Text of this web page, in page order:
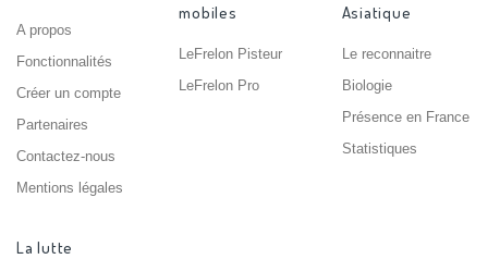
A propos
Fonctionnalités
Créer un compte
Partenaires
Contactez-nous
Mentions légales
mobiles
LeFrelon Pisteur
LeFrelon Pro
Asiatique
Le reconnaitre
Biologie
Présence en France
Statistiques
La lutte